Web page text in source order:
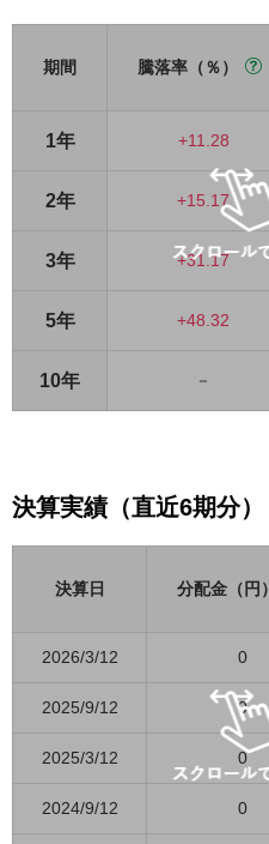
期間 騰落率（％）
1年 +11.28
2年 +15.17
3年 +31.17
5年 +48.32
10年 －
決算実績（直近6期分）
決算日 分配金（円）
2026/3/12 0
2025/9/12 0
2025/3/12 0
2024/9/12 0